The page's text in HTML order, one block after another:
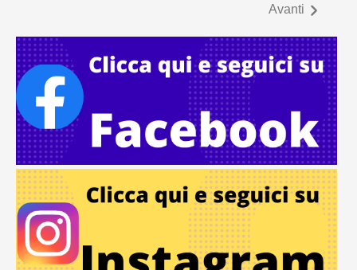
Avanti